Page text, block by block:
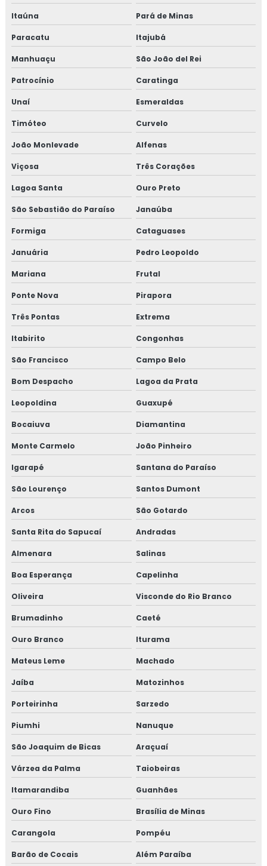
Consultoria em tratamento de não conformidades e
causas raiz
Curso de 5s para empresas
Curso auditor interno fssc 22000
Curso de auditor interno iso
Curso auditor interno iso 14001
Curso de auditor interno iso 9001
Curso de auditor iso 9001
Curso de boas práticas de fabricação
Curso de bpf
Curso de bpf para indústria de alimentos
Curso fssc
Curso fssc 22000 online
Curso gerenciamento de resíduos
Curso de gerenciamento de resíduos sólidos
Curso de gestão de resíduos
Curso de gestão de resíduos sólidos
Curso gmp para transportadoras
Curso iso 17025 online
Curso de rotulagem nutricional
Curso de rotulagem nutricional online
Empresa de consultoria para empresa alimentícia
Empresa de consultoria gmp
Empresa de consultoria para setor alimentício
Empresa de consultoria para setor de alimentos
Empresa de curso gmp
Empresa de treinamento para empresa alimentícia
Empresa de treinamento para setor alimentício
Empresa de treinamento para setor de alimentos
Gmp para transporte de cargas
Treinamento em adequação para acreditação na iso
17025
Treinamento em análise crítica de laudos de calibração
Itaúna Pará de Minas
Paracatu Itajubá
Manhuaçu São João del Rei
Patrocínio Caratinga
Unaí Esmeraldas
Timóteo Curvelo
João Monlevade Alfenas
Viçosa Três Corações
Lagoa Santa Ouro Preto
São Sebastião do Paraíso Janaúba
Formiga Cataguases
Januária Pedro Leopoldo
Mariana Frutal
Ponte Nova Pirapora
Três Pontas Extrema
Itabirito Congonhas
São Francisco Campo Belo
Bom Despacho Lagoa da Prata
Leopoldina Guaxupé
Bocaiuva Diamantina
Monte Carmelo João Pinheiro
Igarapé Santana do Paraíso
São Lourenço Santos Dumont
Arcos São Gotardo
Santa Rita do Sapucaí Andradas
Almenara Salinas
Boa Esperança Capelinha
Oliveira Visconde do Rio Branco
Brumadinho Caeté
Ouro Branco Iturama
Mateus Leme Machado
Jaíba Matozinhos
Porteirinha Sarzedo
Piumhi Nanuque
São Joaquim de Bicas Araçuaí
Várzea da Palma Taiobeiras
Itamarandiba Guanhães
Ouro Fino Brasília de Minas
Carangola Pompéu
Barão de Cocais Além Paraíba